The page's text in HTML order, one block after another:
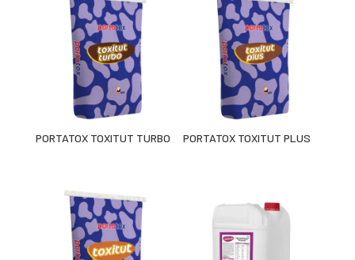
PORTATOX TOXITUT TURBO PORTATOX TOXITUT PLUS